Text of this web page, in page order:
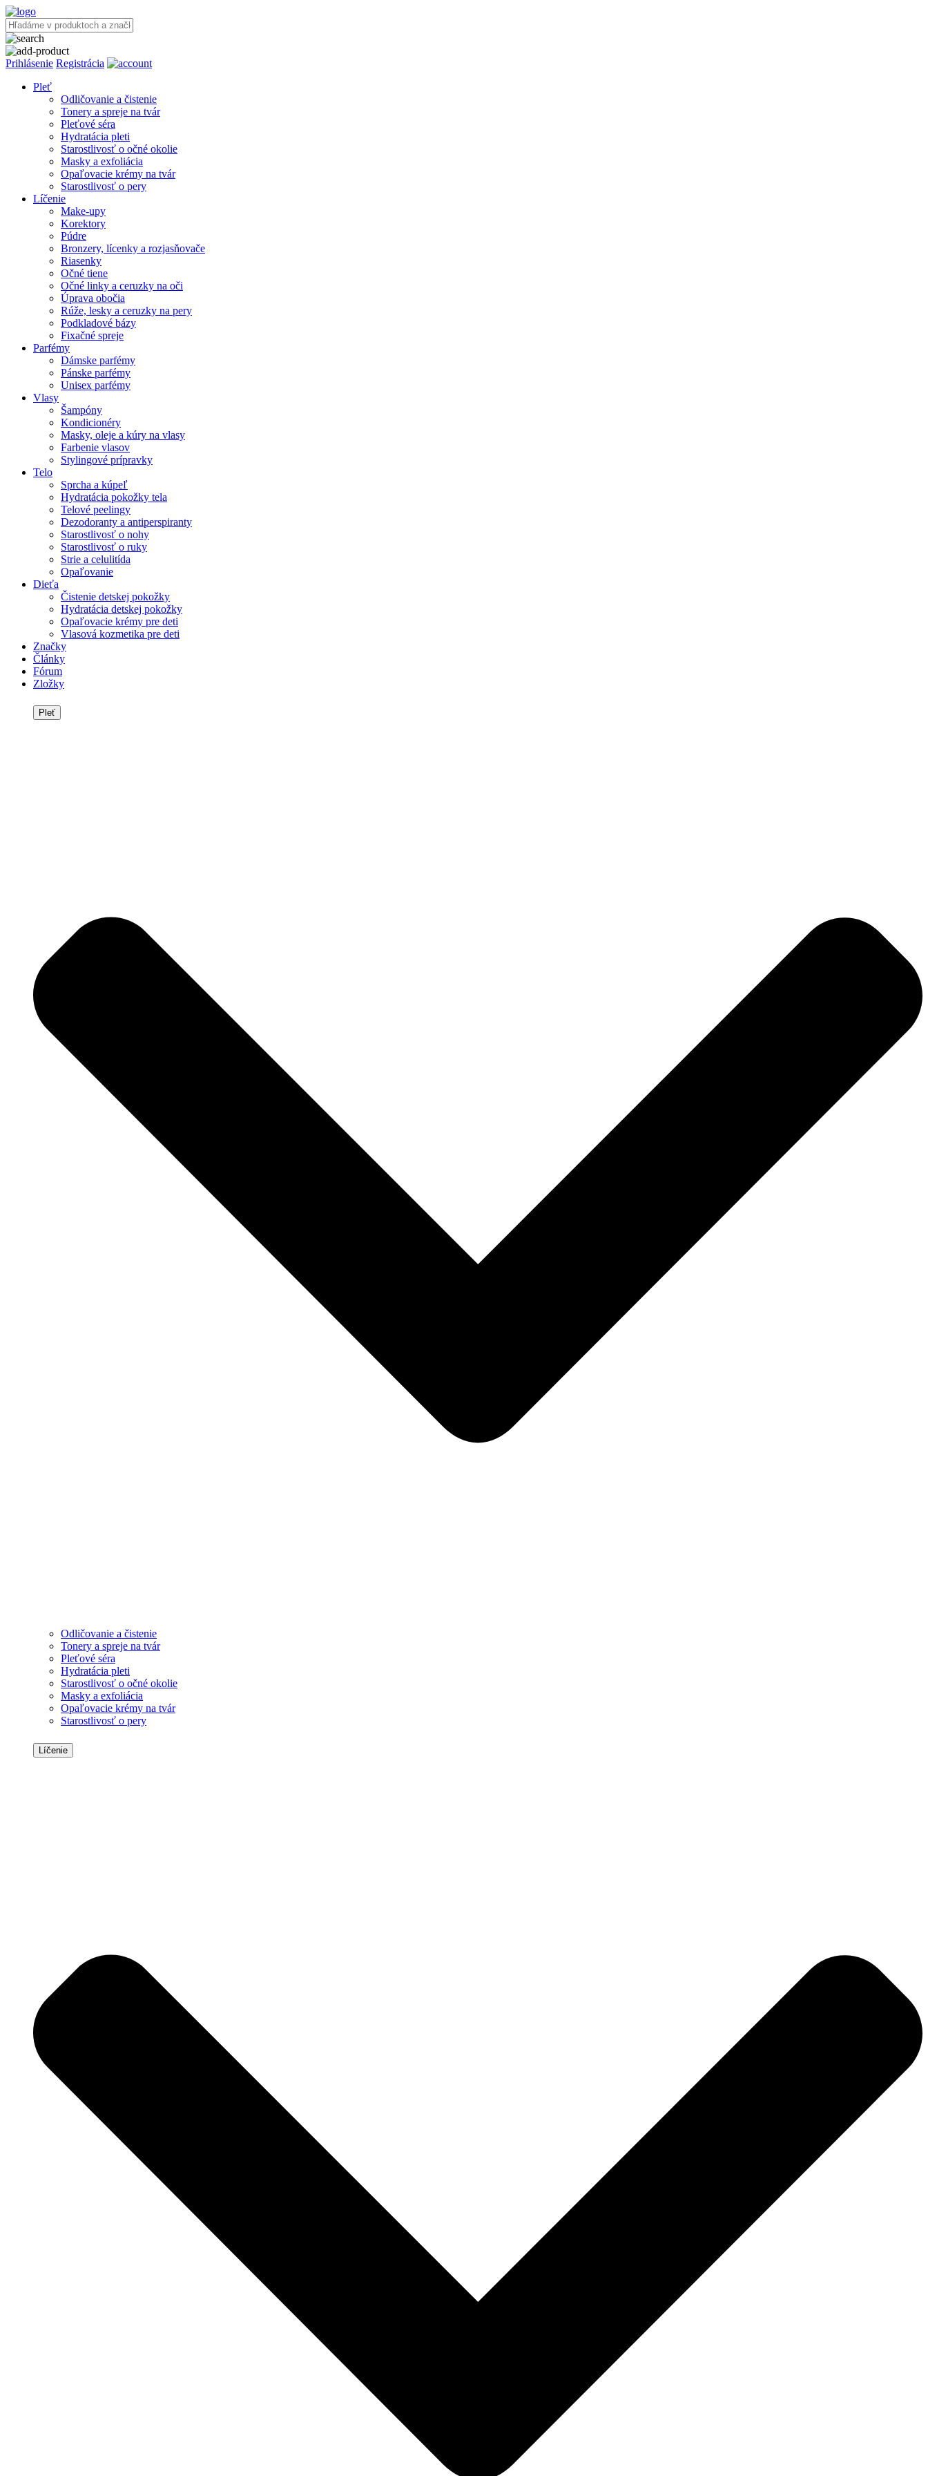
Prihlásenie Registrácia
Pleť
Odličovanie a čistenie
Tonery a spreje na tvár
Pleťové séra
Hydratácia pleti
Starostlivosť o očné okolie
Masky a exfoliácia
Opaľovacie krémy na tvár
Starostlivosť o pery
Líčenie
Make-upy
Korektory
Púdre
Bronzery, lícenky a rozjasňovače
Riasenky
Očné tiene
Očné linky a ceruzky na oči
Úprava obočia
Rúže, lesky a ceruzky na pery
Podkladové bázy
Fixačné spreje
Parfémy
Dámske parfémy
Pánske parfémy
Unisex parfémy
Vlasy
Šampóny
Kondicionéry
Masky, oleje a kúry na vlasy
Farbenie vlasov
Stylingové prípravky
Telo
Sprcha a kúpeľ
Hydratácia pokožky tela
Telové peelingy
Dezodoranty a antiperspiranty
Starostlivosť o nohy
Starostlivosť o ruky
Strie a celulitída
Opaľovanie
Dieťa
Čistenie detskej pokožky
Hydratácia detskej pokožky
Opaľovacie krémy pre deti
Vlasová kozmetika pre deti
Značky
Články
Fórum
Zložky
Pleť
Odličovanie a čistenie
Tonery a spreje na tvár
Pleťové séra
Hydratácia pleti
Starostlivosť o očné okolie
Masky a exfoliácia
Opaľovacie krémy na tvár
Starostlivosť o pery
Líčenie